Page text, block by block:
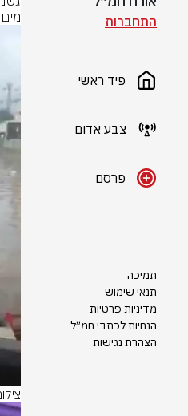
התחברות
פיד ראשי
צבע אדום
פרסם
תמיכה
תנאי שימוש
מדיניות פרטיות
הנחיות לכתבי חמ״ל
הצהרת נגישות
צילום: